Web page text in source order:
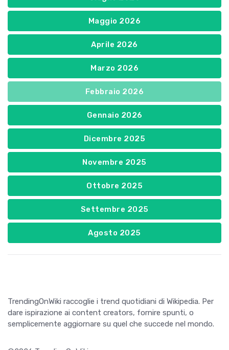
Maggio 2026
Aprile 2026
Marzo 2026
Febbraio 2026
Gennaio 2026
Dicembre 2025
Novembre 2025
Ottobre 2025
Settembre 2025
Agosto 2025
TrendingOnWiki raccoglie i trend quotidiani di Wikipedia. Per
dare ispirazione ai content creators, fornire spunti, o
semplicemente aggiornare su quel che succede nel mondo.